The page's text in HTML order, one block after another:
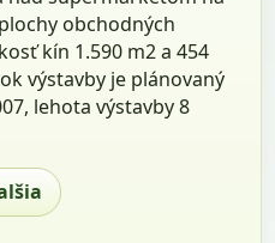
obchodných
kín 1.590 m2 a 454
výstavby je plánovaný
lehota výstavby 8